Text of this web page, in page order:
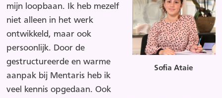
Sofia Ataie
mijn loopbaan. Ik heb mezelf
niet alleen in het werk
ontwikkeld, maar ook
persoonlijk. Door de
gestructureerde en warme
aanpak bij Mentaris heb ik
veel kennis opgedaan. Ook